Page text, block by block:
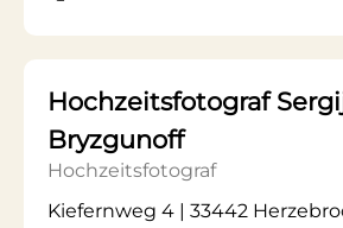
Hochzeitsfotograf
Bryzgunoff
Hochzeitsfotograf
Kiefernweg 4 | 33442